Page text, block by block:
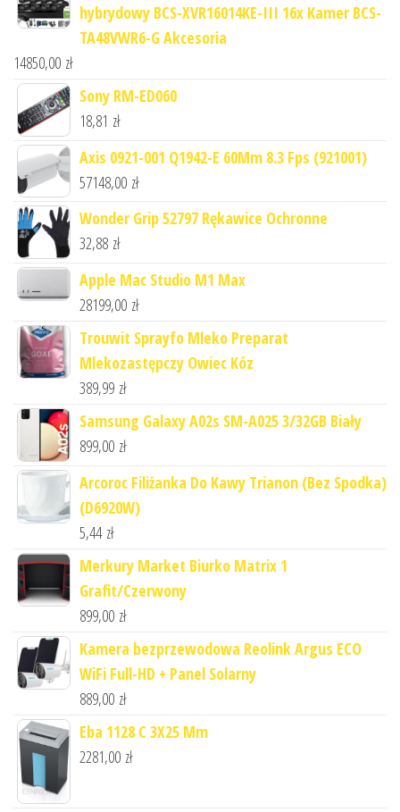
hybrydowy BCS-XVR16014KE-III 16x Kamer BCS-
TA48VWR6-G Akcesoria
14850,00 zł
Sony RM-ED060
18,81 zł
Axis 0921-001 Q1942-E 60Mm 8.3 Fps (921001)
57148,00 zł
Wonder Grip 52797 Rękawice Ochronne
32,88 zł
Apple Mac Studio M1 Max
28199,00 zł
Trouwit Sprayfo Mleko Preparat
Mlekozastępczy Owiec Kóz
389,99 zł
Samsung Galaxy A02s SM-A025 3/32GB Biały
899,00 zł
Arcoroc Filiżanka Do Kawy Trianon (Bez Spodka)
(D6920W)
5,44 zł
Merkury Market Biurko Matrix 1
Grafit/Czerwony
899,00 zł
Kamera bezprzewodowa Reolink Argus ECO
WiFi Full-HD + Panel Solarny
889,00 zł
Eba 1128 C 3X25 Mm
2281,00 zł